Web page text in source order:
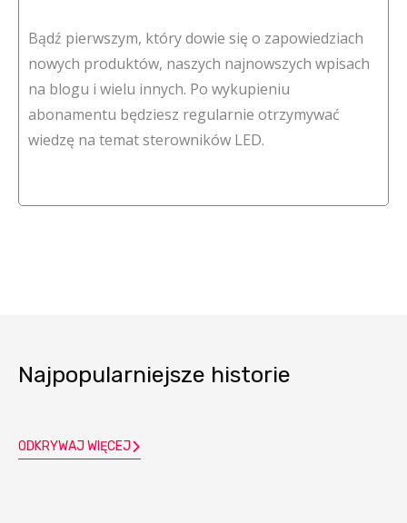
Bądź pierwszym, który dowie się o zapowiedziach
nowych produktów, naszych najnowszych wpisach
na blogu i wielu innych. Po wykupieniu
abonamentu będziesz regularnie otrzymywać
wiedzę na temat sterowników LED.
Najpopularniejsze historie
ODKRYWAJ WIĘCEJ